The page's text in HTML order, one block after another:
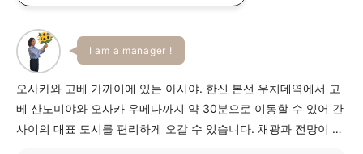
I am a manager !
오사카와 고베 가까이에 있는 아시야. 한신 본선 우치데역에서 고
베 산노미야와 오사카 우메다까지 약 30분으로 이동할 수 있어 간
사이의 대표 도시를 편리하게 오갈 수 있습니다. 채광과 전망이 좋